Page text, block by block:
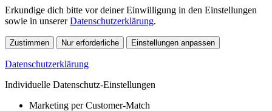
Erkundige dich bitte vor deiner Einwilligung in den Einstellungen
sowie in unsererDatenschutzerklärung.
Zustimmen Nur erforderliche Einstellungen anpassen
Datenschutzerklärung
Individuelle Datenschutz-Einstellungen
Marketing per Customer-Match